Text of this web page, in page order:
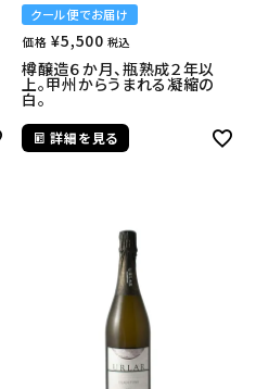
クール便でお届け
価格 ¥5,500 税込
樽醸造６か月、瓶熟成２年以
上。甲州からうまれる凝縮の
白。
詳細を見る